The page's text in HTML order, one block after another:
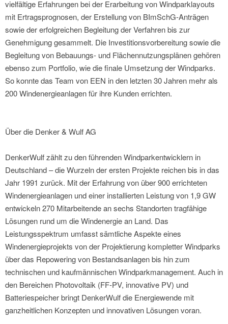
vielfältige Erfahrungen bei der Erarbeitung von Windparklayouts
mit Ertragsprognosen, der Erstellung von BImSchG-Anträgen
sowie der erfolgreichen Begleitung der Verfahren bis zur
Genehmigung gesammelt. Die Investitionsvorbereitung sowie die
Begleitung von Bebauungs- und Flächennutzungsplänen gehören
ebenso zum Portfolio, wie die finale Umsetzung der Windparks.
So konnte das Team von EEN in den letzten 30 Jahren mehr als
200 Windenergieanlagen für ihre Kunden errichten.
Über die Denker & Wulf AG
DenkerWulf zählt zu den führenden Windparkentwicklern in
Deutschland – die Wurzeln der ersten Projekte reichen bis in das
Jahr 1991 zurück. Mit der Erfahrung von über 900 errichteten
Windenergieanlagen und einer installierten Leistung von 1,9 GW
entwickeln 270 Mitarbeitende an sechs Standorten tragfähige
Lösungen rund um die Windenergie an Land. Das
Leistungsspektrum umfasst sämtliche Aspekte eines
Windenergieprojekts von der Projektierung kompletter Windparks
über das Repowering von Bestandsanlagen bis hin zum
technischen und kaufmännischen Windparkmanagement. Auch in
den Bereichen Photovoltaik (FF-PV, innovative PV) und
Batteriespeicher bringt DenkerWulf die Energiewende mit
ganzheitlichen Konzepten und innovativen Lösungen voran.